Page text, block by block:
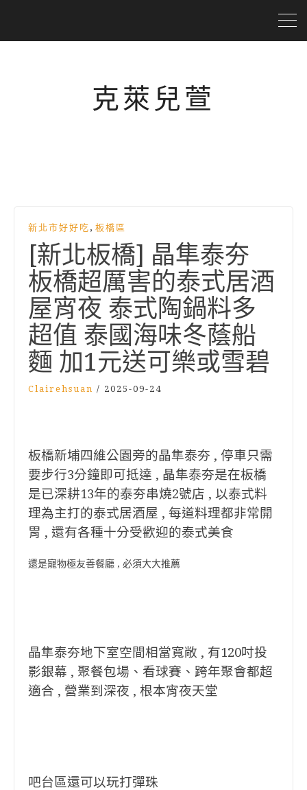
克萊兒萱
新北市好好吃 , 板橋區
[新北板橋] 晶隼泰夯
板橋超厲害的泰式居酒
屋宵夜 泰式陶鍋料多
超值 泰國海味冬蔭船
麵 加1元送可樂或雪碧
Clairehsuan / 2025-09-24
板橋新埔四維公園旁的晶隼泰夯 , 停車只需
要步行3分鐘即可抵達 , 晶隼泰夯是在板橋
是已深耕13年的泰夯串燒2號店 , 以泰式料
理為主打的泰式居酒屋 , 每道料理都非常開
胃 , 還有各種十分受歡迎的泰式美食
還是寵物極友善餐廳 , 必須大大推薦
晶隼泰夯地下室空間相當寬敞 , 有120吋投
影銀幕 , 聚餐包場、看球賽、跨年聚會都超
適合 , 營業到深夜 , 根本宵夜天堂
吧台區還可以玩打彈珠